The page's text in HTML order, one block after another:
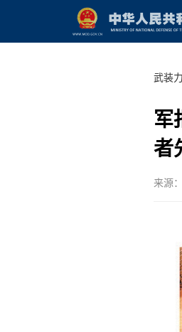
武装
军
者
来源